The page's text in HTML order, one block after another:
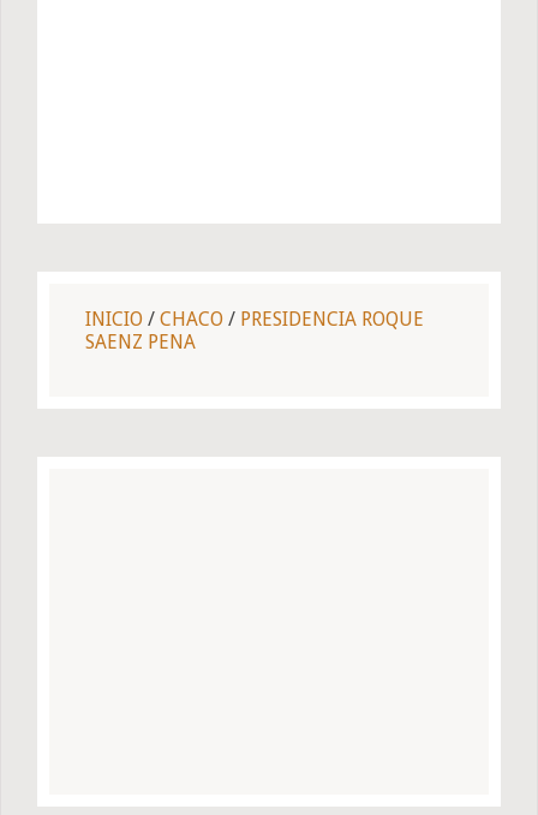
INICIO / CHACO / PRESIDENCIA ROQUE
SAENZ PENA